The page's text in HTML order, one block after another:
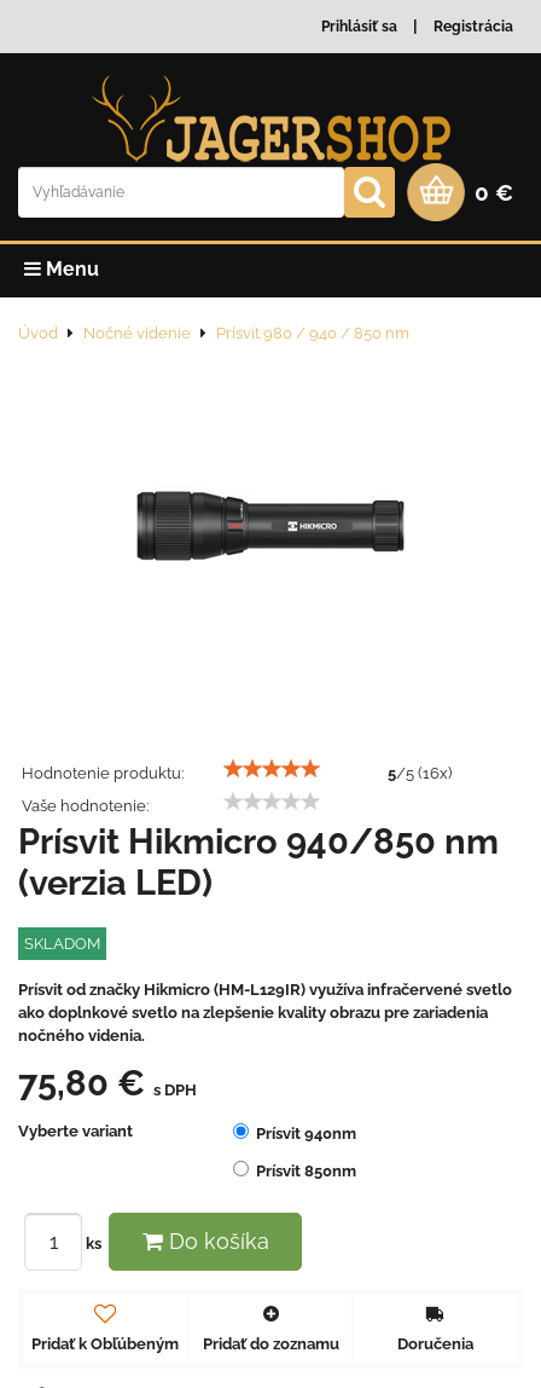
Prihlásiť sa Registrácia
0 €
Menu
Úvod Nočné videnie Prísvit 980 / 940 / 850 nm
Hodnotenie produktu: 5/5 (16x)
Vaše hodnotenie:
Prísvit Hikmicro 940/850 nm
(verzia LED)
SKLADOM
Prísvit od značky Hikmicro (HM-L129IR) využíva infračervené svetlo
ako doplnkové svetlo na zlepšenie kvality obrazu pre zariadenia
nočného videnia.
75,80 € s DPH
Vyberte variant Prísvit 940nm
Prísvit 850nm
ks Do košíka
Pridať k Obľúbeným Pridať do zoznamu Doručenia